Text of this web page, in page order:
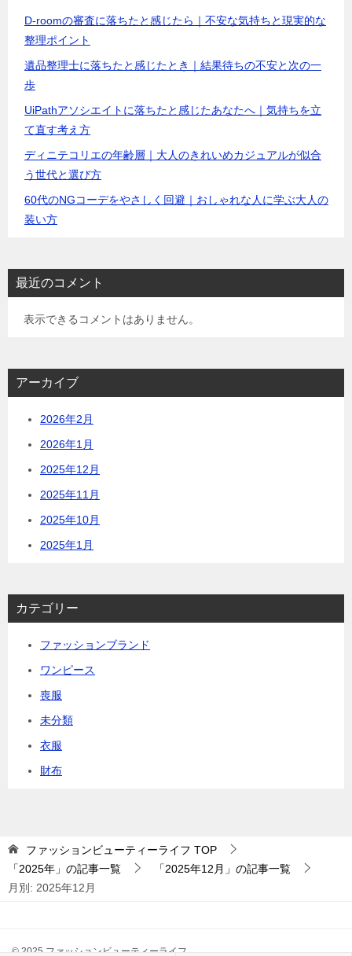
D-roomの審査に落ちたと感じたら｜不安な気持ちと現実的な
整理ポイント
遺品整理士に落ちたと感じたとき｜結果待ちの不安と次の一
歩
UiPathアソシエイトに落ちたと感じたあなたへ｜気持ちを立
て直す考え方
ディニテコリエの年齢層｜大人のきれいめカジュアルが似合
う世代と選び方
60代のNGコーデをやさしく回避｜おしゃれな人に学ぶ大人の
装い方
最近のコメント
表示できるコメントはありません。
アーカイブ
2026年2月
2026年1月
2025年12月
2025年11月
2025年10月
2025年1月
カテゴリー
ファッションブランド
ワンピース
喪服
未分類
衣服
財布
ファッションビューティーライフ TOP
「2025年」の記事一覧
「2025年12月」の記事一覧
月別: 2025年12月
© 2025 ファッションビューティーライフ